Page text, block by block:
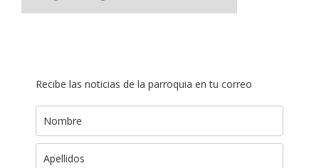
Recibe las noticias de la parroquia en tu correo